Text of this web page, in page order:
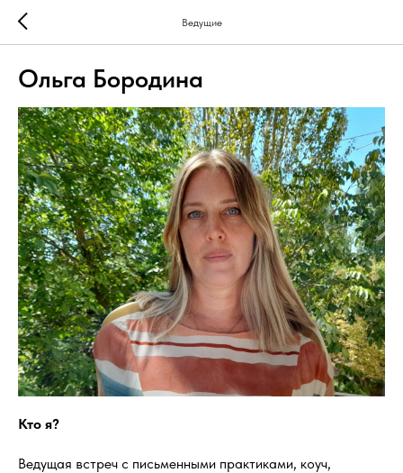
Ведущие
Ольга Бородина
Кто я?
Ведущая встреч с письменными практиками, коуч,